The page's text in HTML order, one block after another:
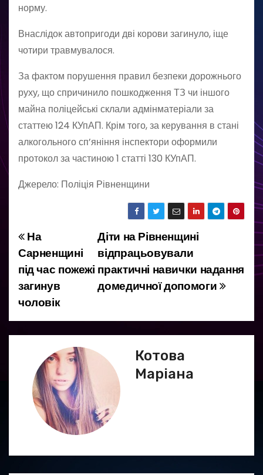
норму.
Внаслідок автопригоди дві корови загинуло, іще
чотири травмувалося.
За фактом порушення правил безпеки дорожнього
руху, що спричинило пошкодження ТЗ чи іншого
майна поліцейські склали адмінматеріали за
статтею 124 КУпАП. Крім того, за керування в стані
алкогольного сп’яніння інспектори оформили
протокол за частиною 1 статті 130 КУпАП.
Джерело: Поліція Рівненщини
Н
а
в
і
г
з
Діти на Рівненщині
відпрацьовували
практичні навички надання
домедичної допомоги
На
Сарненщині
під час пожежі
загинув
чоловік
Котова
Маріана